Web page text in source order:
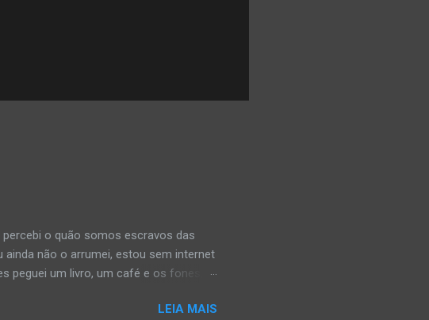
o quão somos escravos das
não o arrumei, estou sem internet
peguei um livro, um café e os fones,
passando, quando percebi, havia
LEIA MAIS